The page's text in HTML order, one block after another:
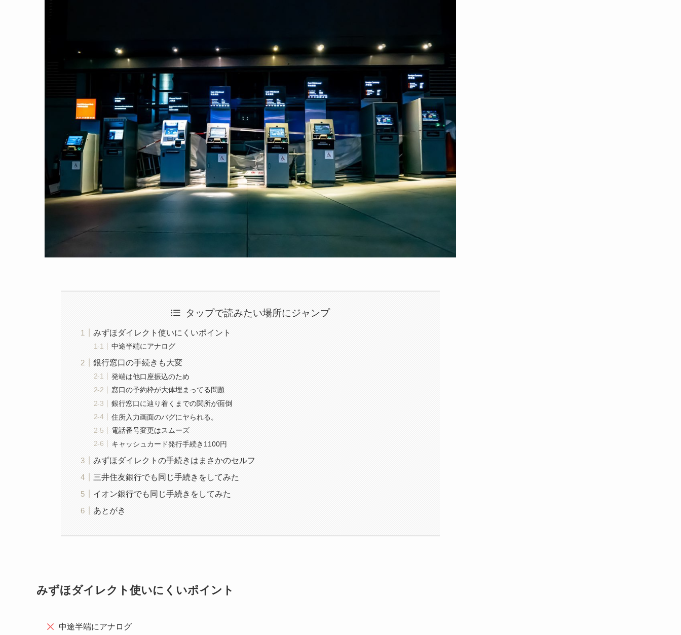
タップで読みたい場所にジャンプ
みずほダイレクト使いにくいポイント
中途半端にアナログ
銀行窓口の手続きも大変
発端は他口座振込のため
窓口の予約枠が大体埋まってる問題
銀行窓口に辿り着くまでの関所が面倒
住所入力画面のバグにヤられる。
電話番号変更はスムーズ
キャッシュカード発行手続き1100円
みずほダイレクトの手続きはまさかのセルフ
三井住友銀行でも同じ手続きをしてみた
イオン銀行でも同じ手続きをしてみた
あとがき
みずほダイレクト使いにくいポイント
中途半端にアナログ